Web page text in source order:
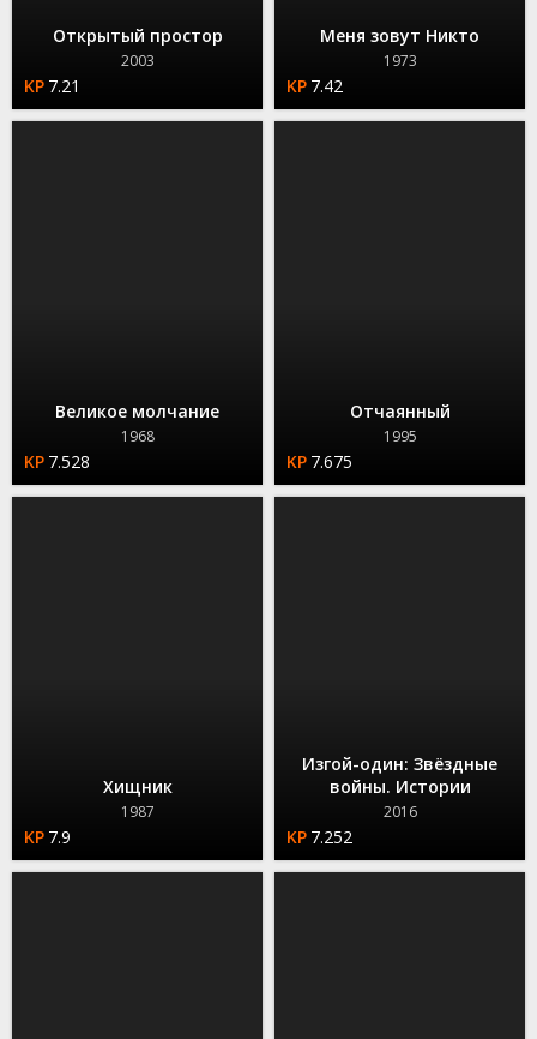
Открытый простор
2003
7.21
Меня зовут Никто
1973
7.42
Великое молчание
1968
7.528
Отчаянный
1995
7.675
Хищник
1987
7.9
Изгой-один: Звёздные
войны. Истории
2016
7.252